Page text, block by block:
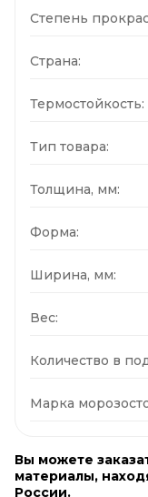
Степень
Страна:
Термостойкость:
Тип товара:
Толщина, мм:
Форма:
Ширина, мм:
Вес:
Количество в
Марка
Вы можете
материалы,
России.